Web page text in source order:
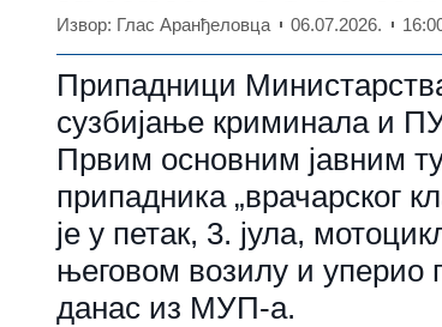
Извор: Глас Аранђеловца 06.07.2026.
Припадници
сузбијање криминала и
Првим основним јавним
припадника „врачарског
је у петак, 3. јула,
његовом возилу и
данас из МУП-а.